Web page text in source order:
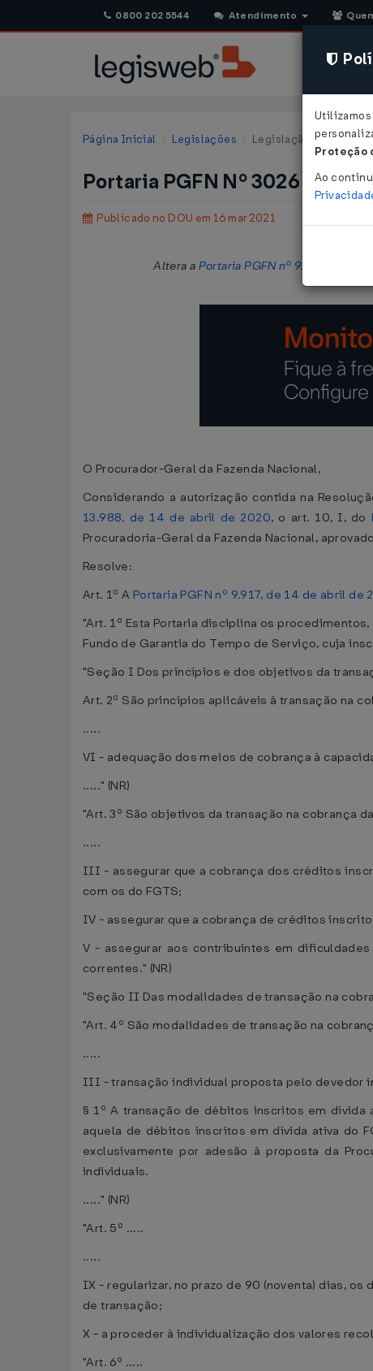
0800 202 5544 Atendimento
Página Inicial Legislações Legislação Federal
Portaria PGFN Nº 3026 DE
Publicado no DOU em 16 mar 2021
Altera a Portaria PGFN nº 9.917, de 14
O Procurador-Geral da Fazenda Nacional,
Considerando a autorização contida na
13.988, de 14 de abril de 2020, o art. 10, I, do
Procuradoria-Geral da Fazenda Nacional,
Resolve:
Art. 1º A Portaria PGFN nº 9.917, de 14 de abril de
"Art. 1º Esta Portaria disciplina os
Fundo de Garantia do Tempo de Serviço, cuja
"Seção I Dos princípios e dos objetivos da
Art. 2º São princípios aplicáveis à transação na
.....
VI - adequação dos meios de cobrança à
....." (NR)
"Art. 3º São objetivos da transação na cobrança
.....
III - assegurar que a cobrança dos créditos
com os do FGTS;
IV - assegurar que a cobrança de créditos
V - assegurar aos contribuintes em
correntes." (NR)
"Seção II Das modalidades de transação na
"Art. 4º São modalidades de transação na
.....
III - transação individual proposta pelo devedor
§ 1º A transação de débitos inscritos em
aquela de débitos inscritos em dívida ativa do
exclusivamente por adesão à proposta da
individuais.
....." (NR)
"Art. 5º .....
.....
IX - regularizar, no prazo de 90 (noventa) dias,
de transação;
X - a proceder à individualização dos valores
"Art. 6º .....
Utilizamos
Proteção
Ao